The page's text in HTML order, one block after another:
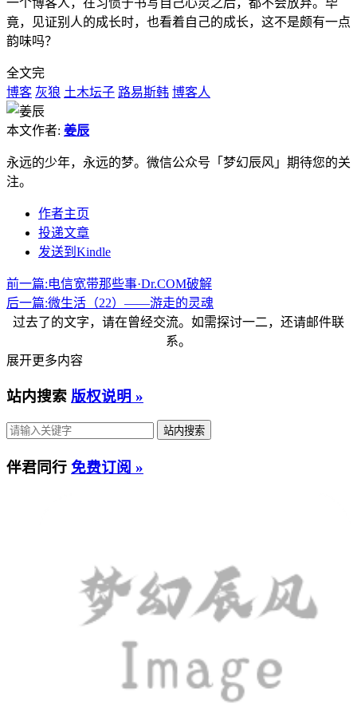
竟，见证别人的成长时，也看着自己的成长，这不是颇有一点
韵味吗？
全文完
博客 灰狼 土木坛子 路易斯韩 博客人
本文作者: 姜辰
永远的少年，永远的梦。微信公众号「梦幻辰风」期待您的关
注。
作者主页
投递文章
发送到Kindle
前一篇:电信宽带那些事·Dr.COM破解
后一篇:微生活（22）——游走的灵魂
过去了的文字，请在曾经交流。如需探讨一二，还请邮件联
系。
展开更多内容
站内搜索 版权说明 »
伴君同行 免费订阅 »